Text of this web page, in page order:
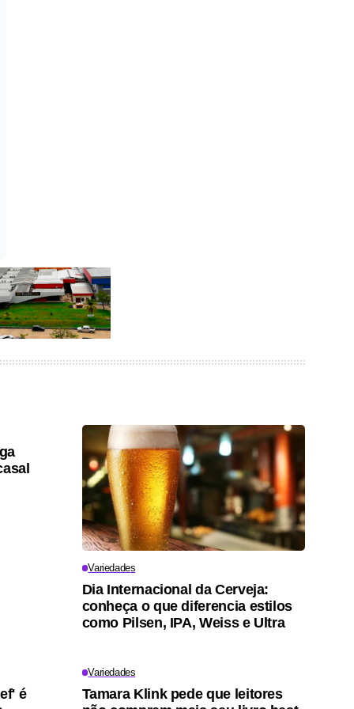
Variedades
Dia Internacional da Cerveja:
conheça o que diferencia estilos
como Pilsen, IPA, Weiss e Ultra
é
Variedades
Tamara Klink pede que leitores